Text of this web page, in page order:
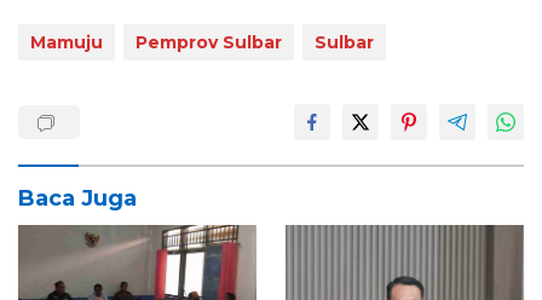
Mamuju Pemprov Sulbar Sulbar
Baca Juga